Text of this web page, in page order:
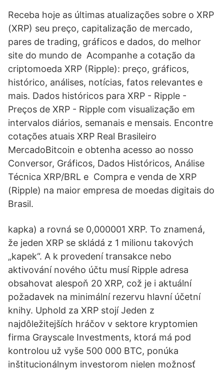
Receba hoje as últimas atualizações sobre o XRP
(XRP) seu preço, capitalização de mercado,
pares de trading, gráficos e dados, do melhor
site do mundo de Acompanhe a cotação da
criptomoeda XRP (Ripple): preço, gráficos,
histórico, análises, notícias, fatos relevantes e
mais. Dados históricos para XRP - Ripple -
Preços de XRP - Ripple com visualização em
intervalos diários, semanais e mensais. Encontre
cotações atuais XRP Real Brasileiro
MercadoBitcoin e obtenha acesso ao nosso
Conversor, Gráficos, Dados Históricos, Análise
Técnica XRP/BRL e Compra e venda de XRP
(Ripple) na maior empresa de moedas digitais do
Brasil.
kapka) a rovná se 0,000001 XRP. To znamená,
že jeden XRP se skládá z 1 milionu takových
„kapek“. A k provedení transakce nebo
aktivování nového účtu musí Ripple adresa
obsahovat alespoň 20 XRP, což je i aktuální
požadavek na minimální rezervu hlavní účetní
knihy. Uphold za XRP stojí Jeden z
najdôležitejších hráčov v sektore kryptomien
firma Grayscale Investments, ktorá má pod
kontrolou už vyše 500 000 BTC, ponúka
inštitucionálnym investorom nielen možnosť